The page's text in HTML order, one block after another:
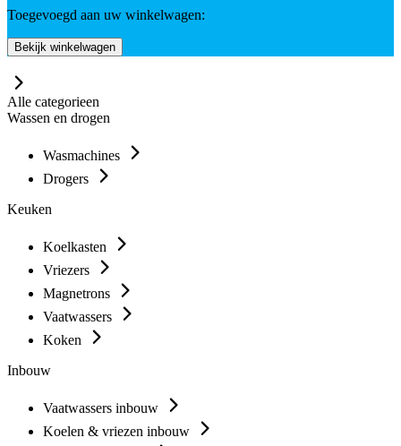
Toegevoegd aan uw winkelwagen:
Bekijk winkelwagen
Alle categorieen
Wassen en drogen
Wasmachines
Drogers
Keuken
Koelkasten
Vriezers
Magnetrons
Vaatwassers
Koken
Inbouw
Vaatwassers inbouw
Koelen & vriezen inbouw